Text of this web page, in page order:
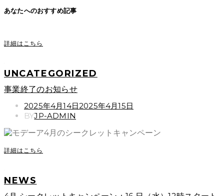
あなたへのおすすめ記事
詳細はこちら
UNCATEGORIZED
事業終了のお知らせ
POSTED
ON
2025年4月14日2025年4月15日
BYJP-ADMIN
詳細はこちら
NEWS